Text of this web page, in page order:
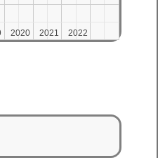
2020
2020 2021
2021 2022
2022